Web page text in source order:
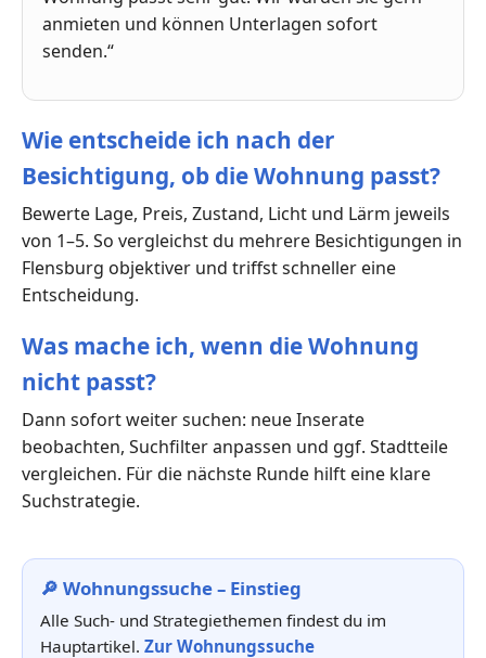
anmieten und können Unterlagen sofort
senden.“
Wie entscheide ich nach der
Besichtigung, ob die Wohnung passt?
Bewerte Lage, Preis, Zustand, Licht und Lärm jeweils
von 1–5. So vergleichst du mehrere Besichtigungen in
Flensburg objektiver und triffst schneller eine
Entscheidung.
Was mache ich, wenn die Wohnung
nicht passt?
Dann sofort weiter suchen: neue Inserate
beobachten, Suchfilter anpassen und ggf. Stadtteile
vergleichen. Für die nächste Runde hilft eine klare
Suchstrategie.
🔎 Wohnungssuche – Einstieg
Alle Such- und Strategiethemen findest du im
Hauptartikel. Zur Wohnungssuche